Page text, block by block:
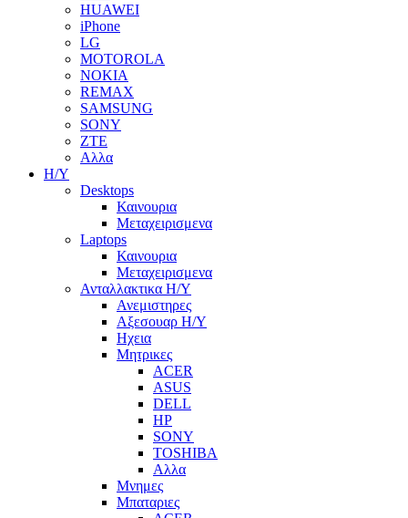
HUAWEI
iPhone
LG
MOTOROLA
NOKIA
REMAX
SAMSUNG
SONY
ZTE
Αλλα
Η/Υ
Desktops
Καινουρια
Μεταχειρισμενα
Laptops
Καινουρια
Μεταχειρισμενα
Ανταλλακτικα H/Y
Ανεμιστηρες
Αξεσουαρ Η/Υ
Ηχεια
Μητρικες
ACER
ASUS
DELL
HP
SONY
TOSHIBA
Αλλα
Μνημες
Μπαταριες